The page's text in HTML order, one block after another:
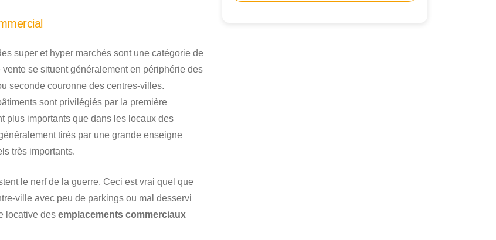
super et hyper marchés sont une catégorie de
se situent généralement en périphérie des
seconde couronne des centres-villes.
sont privilégiés par la première
plus importants que dans les locaux des
tirés par une grande enseigne
très importants.
le nerf de la guerre. Ceci est vrai quel que
ville avec peu de parkings ou mal desservi
locative des emplacements commerciaux